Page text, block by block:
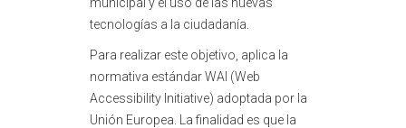
tecnologías a la ciudadanía.
Para realizar este objetivo, aplica la
normativa estándar WAI (Web
Accessibility Initiative) adoptada por la
Unión Europea. La finalidad es que la